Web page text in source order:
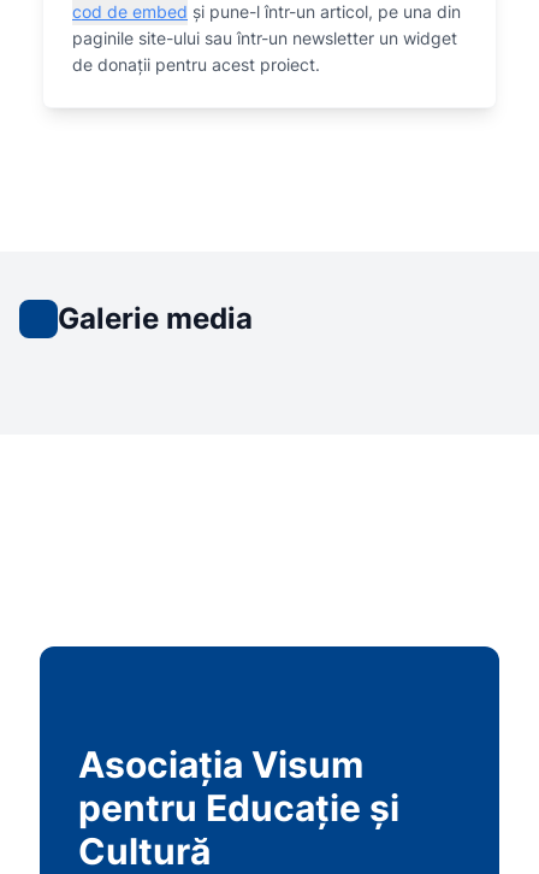
cod de embed și pune-l într-un articol, pe una din
paginile site-ului sau într-un newsletter un widget
de donații pentru acest proiect.
Galerie media
Asociația Visum
pentru Educație și
Cultură